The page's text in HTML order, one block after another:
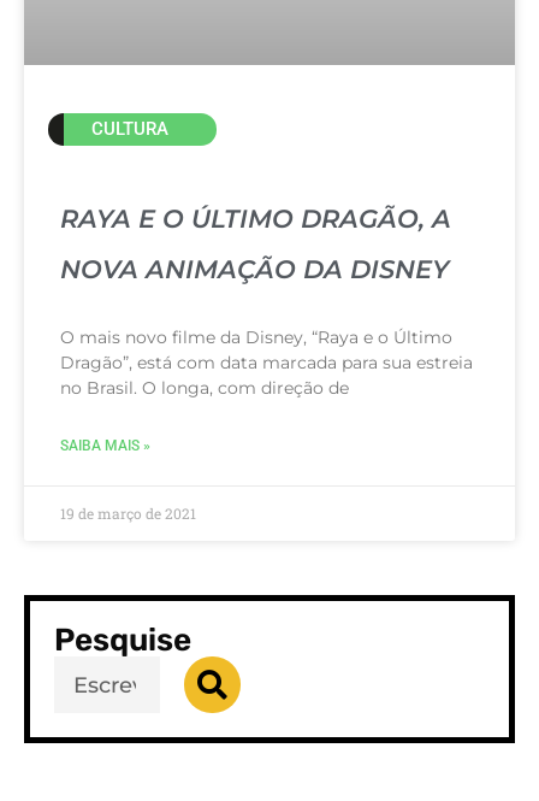
CULTURA
RAYA E O ÚLTIMO DRAGÃO, A
NOVA ANIMAÇÃO DA DISNEY
O mais novo filme da Disney, “Raya e o Último
Dragão”, está com data marcada para sua estreia
no Brasil. O longa, com direção de
SAIBA MAIS »
19 de março de 2021
Pesquise